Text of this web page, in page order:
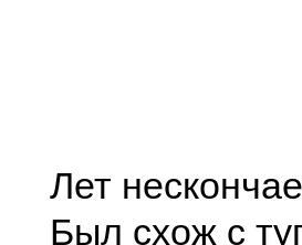
Лет
Был схож с